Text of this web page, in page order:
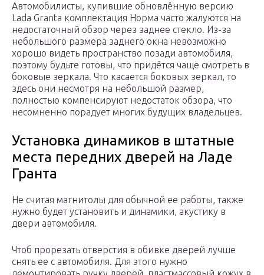
Автомобилисты, купившие обновлённую версию
Lada Granta комплектация Норма часто жалуются на
недостаточный обзор через заднее стекло. Из-за
небольшого размера заднего окна невозможно
хорошо видеть пространство позади автомобиля,
поэтому будьте готовы, что придётся чаще смотреть в
боковые зеркала. Что касается боковых зеркал, то
здесь они несмотря на небольшой размер,
полностью компенсируют недостаток обзора, что
несомненно порадует многих будущих владельцев.
Установка динамиков в штатные
места передних дверей на Ладе
Гранта
Не считая магнитолы для обычной ее работы, также
нужно будет установить и динамики, акустику в
двери автомобиля.
Чтоб прорезать отверстия в обивке дверей лучше
снять ее с автомобиля. Для этого нужно